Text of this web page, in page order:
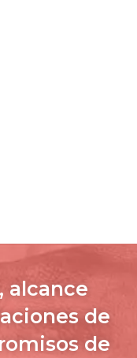
alcance
de
de